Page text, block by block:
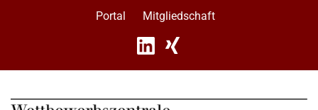
Portal Mitgliedschaft